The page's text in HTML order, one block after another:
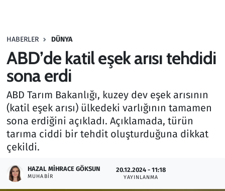
HABERLER DÜNYA
ABD’de katil eşek arısı tehdidi
sona erdi
ABD Tarım Bakanlığı, kuzey dev eşek arısının
(katil eşek arısı) ülkedeki varlığının tamamen
sona erdiğini açıkladı. Açıklamada, türün
tarıma ciddi bir tehdit oluşturduğuna dikkat
çekildi.
HAZAL MIHRACE GÖKSUN
MUHABIR
20.12.2024 - 11:18
YAYINLANMA
Haber
Kültür Sanat
Kurumsal Haberler
Lezzet Durağı
Memur ve Kamu
Otomobil